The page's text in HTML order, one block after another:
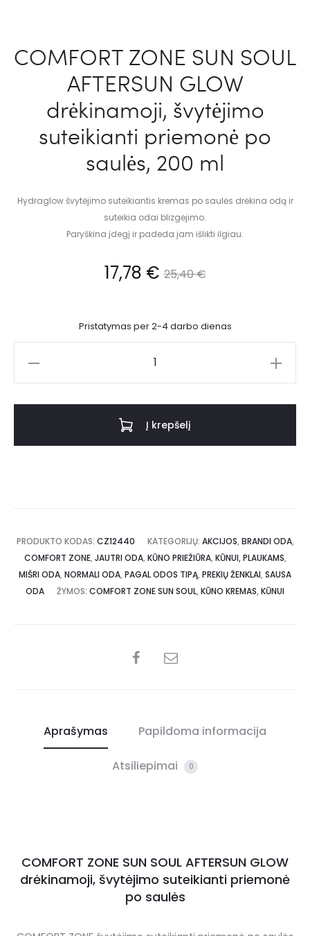
COMFORT ZONE SUN SOUL
AFTERSUN GLOW
drėkinamoji, švytėjimo
suteikianti priemonė po
saulės, 200 ml
Hydraglow švytėjimo suteikiantis kremas po saulės drėkina odą ir
suteikia odai blizgėjimo.
Paryškina įdegį ir padeda jam išlikti ilgiau.
25,40€
17,78 €
Pristatymas per 2-4 darbo dienas
Į krepšelį
PRODUKTO KODAS: CZ12440 KATEGORIJŲ: AKCIJOS, BRANDI ODA,
COMFORT ZONE, JAUTRI ODA, KŪNO PRIEŽIŪRA, KŪNUI, PLAUKAMS,
MIŠRI ODA, NORMALI ODA, PAGAL ODOS TIPĄ, PREKIŲ ŽENKLAI, SAUSA
ODA
ŽYMOS: COMFORT ZONE SUN SOUL, KŪNO KREMAS, KŪNUI
Aprašymas Papildoma informacija
Atsiliepimai 0
COMFORT ZONE SUN SOUL AFTERSUN GLOW
drėkinamoji, švytėjimo suteikianti priemonė
po saulės